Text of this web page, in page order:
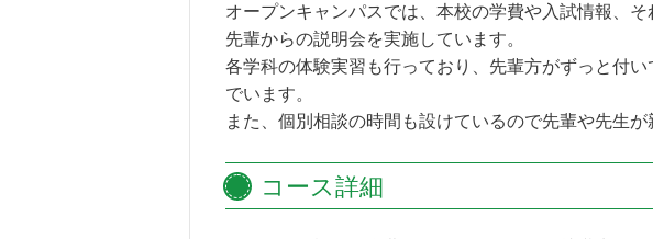
オープンキャンパスでは、本校の学費や入試情報、
先輩からの説明会を実施しています。
各学科の体験実習も行っており、先輩方がずっと付
でいます。
また、個別相談の時間も設けているので先輩や先生が
コース詳細